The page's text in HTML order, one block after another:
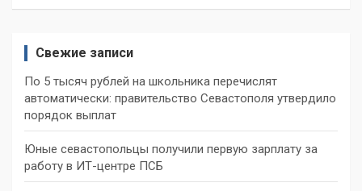
Свежие записи
По 5 тысяч рублей на школьника перечислят
автоматически: правительство Севастополя утвердило
порядок выплат
Юные севастопольцы получили первую зарплату за
работу в ИТ-центре ПСБ